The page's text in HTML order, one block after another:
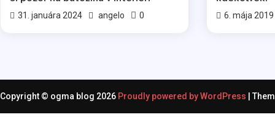
31. januára 2024 angelo 0 6. mája 2019
Copyright © ogma blog 2026 Proudly powered by WordPress